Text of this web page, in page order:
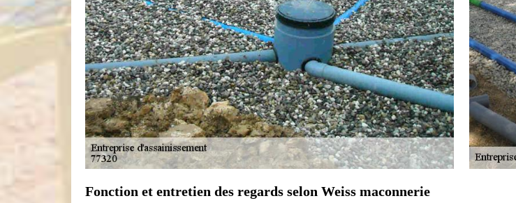
Fonction et entretien des regards selon Weiss maconnerie